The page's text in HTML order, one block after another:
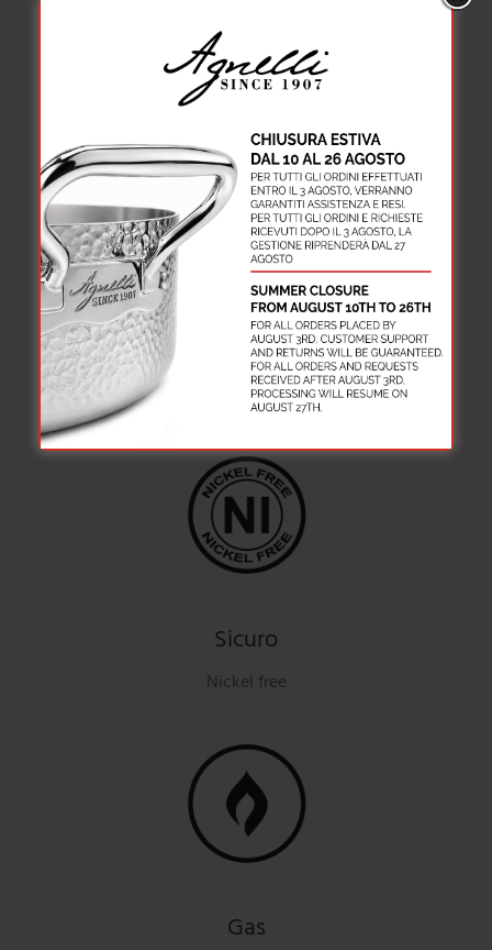
Durabilità
Ecosostenibilità
Riciclabile al 100%
Sicuro
Nickel free
Gas